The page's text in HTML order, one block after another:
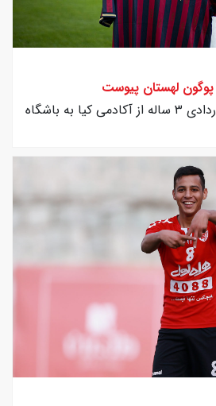
پوگون لهستان پیوست
یادگار رستمی با عقد قراردادی ۳ ساله از آکادمی کیا به باشگاه